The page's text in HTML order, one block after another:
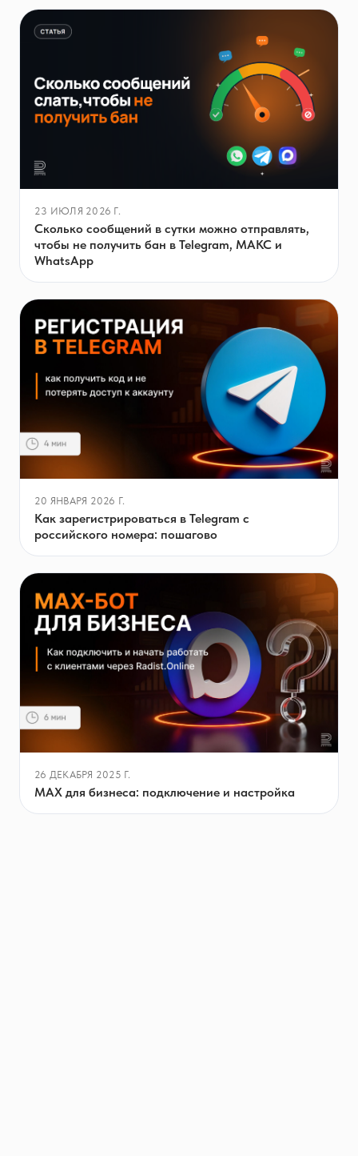
23 ИЮЛЯ 2026 Г.
Сколько сообщений в сутки можно отправлять,
чтобы не получить бан в Telegram, МАКС и
WhatsApp
20 ЯНВАРЯ 2026 Г.
Как зарегистрироваться в Telegram с
российского номера: пошагово
26 ДЕКАБРЯ 2025 Г.
MAX для бизнеса: подключение и настройка